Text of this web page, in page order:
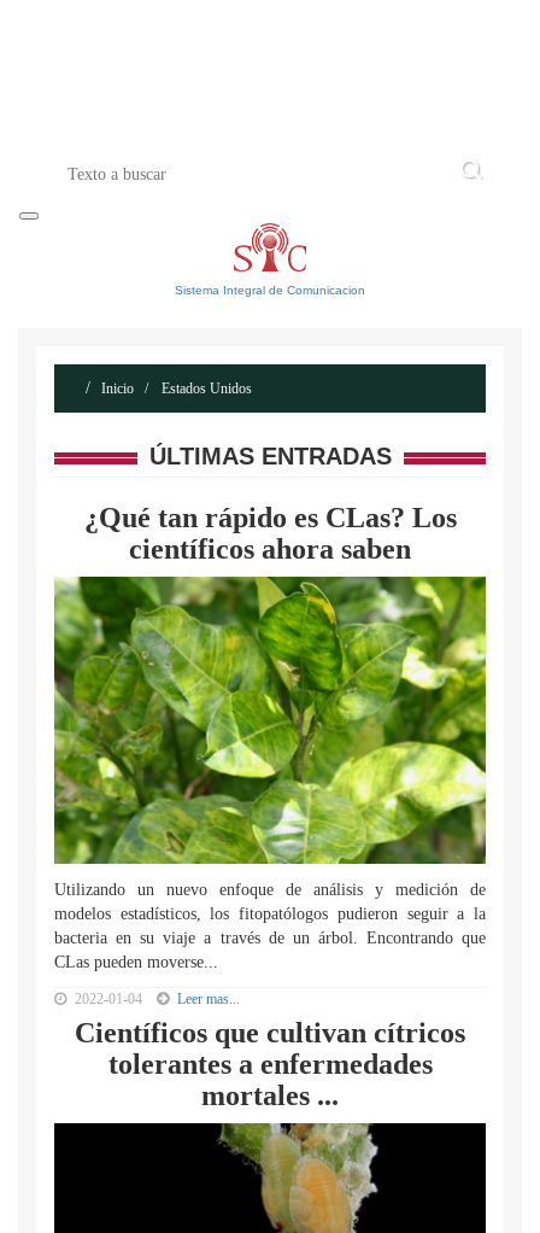
Sistema Integral de Comunicacion
Inicio Estados Unidos
ÚLTIMAS ENTRADAS
¿Qué tan rápido es CLas? Los
científicos ahora saben
Utilizando un nuevo enfoque de análisis y medición de
modelos estadísticos, los fitopatólogos pudieron seguir a la
bacteria en su viaje a través de un árbol. Encontrando que
CLas pueden moverse...
2022-01-04 Leer mas...
Científicos que cultivan cítricos
tolerantes a enfermedades
mortales ...